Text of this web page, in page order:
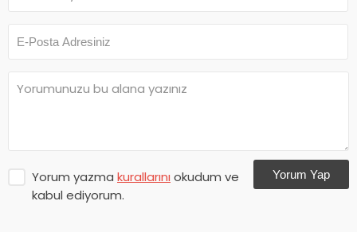
Yorum yazma kurallarını okudum ve
kabul ediyorum.
Yorum Yap